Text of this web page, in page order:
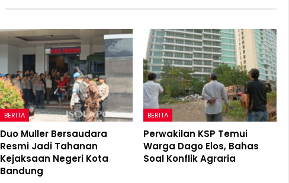
BERITA
Duo Muller Bersaudara
Resmi Jadi Tahanan
Kejaksaan Negeri Kota
Bandung
BERITA
Perwakilan KSP Temui
Warga Dago Elos, Bahas
Soal Konflik Agraria